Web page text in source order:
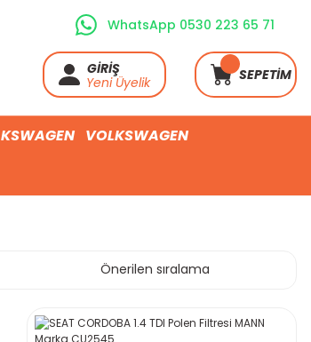
WhatsApp 0530 223 65 71
GİRİŞ
Yeni Üyelik
SEPETİM
VOLKSWAGEN